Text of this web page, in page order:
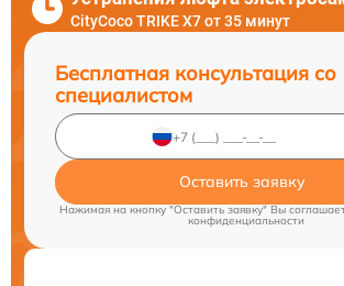
CityCoco TRIKE X7 от 35 минут
Бесплатная консультация со
специалистом
Оставить заявку
Нажимая на кнопку "Оставить заявку" Вы
конфиденциальности